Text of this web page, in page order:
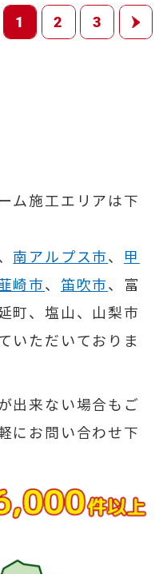
1 2 3
ム施工エリアは下
南アルプス市、 甲
崎市、 笛吹市、富
町、塩山、山梨市
いただいておりま
出来ない場合もご
にお問い合わせ下